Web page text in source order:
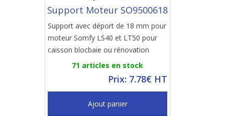
Support Moteur SO9500618
Support avec déport de 18 mm pour
moteur Somfy LS40 et LT50 pour
caisson blocbaie ou rénovation
71 articles en stock
Prix: 7.78€ HT
Ajout panier